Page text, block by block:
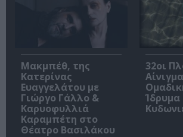
Μακμπέθ, της
Κατερίνας
Ευαγγελάτου με
Γιώργο Γάλλο &
Καρυοφυλλιά
Καραμπέτη στο
Θέατρο Βασιλάκου
32οι